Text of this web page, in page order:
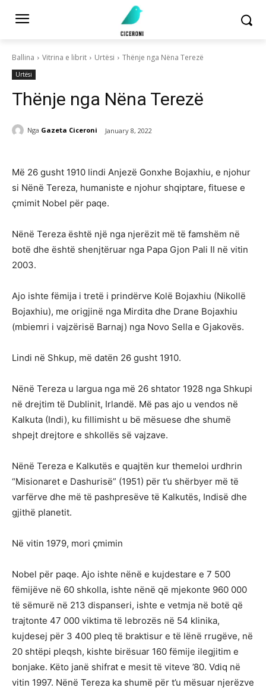
Ballina Vitrina e librit Urtësi Thënje nga Nëna Terezë
Urtësi
Thënje nga Nëna Terezë
Nga Gazeta Ciceroni January 8, 2022
Më 26 gusht 1910 lindi Anjezë Gonxhe Bojaxhiu, e njohur
si Nënë Tereza, humaniste e njohur shqiptare, fituese e
çmimit Nobel për paqe.
Nënë Tereza është një nga njerëzit më të famshëm në
botë dhe është shenjtëruar nga Papa Gjon Pali II në vitin
2003.
Ajo ishte fëmija i tretë i prindërve Kolë Bojaxhiu (Nikollë
Bojaxhiu), me origjinë nga Mirdita dhe Drane Bojaxhiu
(mbiemri i vajzërisë Barnaj) nga Novo Sella e Gjakovës.
Lindi në Shkup, më datën 26 gusht 1910.
Nënë Tereza u largua nga më 26 shtator 1928 nga Shkupi
në drejtim të Dublinit, Irlandë. Më pas ajo u vendos në
Kalkuta (Indi), ku fillimisht u bë mësuese dhe shumë
shpejt drejtore e shkollës së vajzave.
Nënë Tereza e Kalkutës e quajtën kur themeloi urdhrin
“Misionaret e Dashurisë” (1951) për t’u shërbyer më të
varfërve dhe më të pashpresëve të Kalkutës, Indisë dhe
gjithë planetit.
Në vitin 1979, mori çmimin
Nobel për paqe. Ajo ishte nënë e kujdestare e 7 500
fëmijëve në 60 shkolla, ishte nënë që mjekonte 960 000
të sëmurë në 213 dispanseri, ishte e vetmja në botë që
trajtonte 47 000 viktima të lebrozës në 54 klinika,
kujdesej për 3 400 pleq të braktisur e të lënë rrugëve, në
20 shtëpi pleqsh, kishte birësuar 160 fëmije ilegjitim e
bonjake. Këto janë shifrat e mesit të viteve ’80. Vdiq në
vitin 1997. Nënë Tereza ka shumë për t’u mësuar njerëzve